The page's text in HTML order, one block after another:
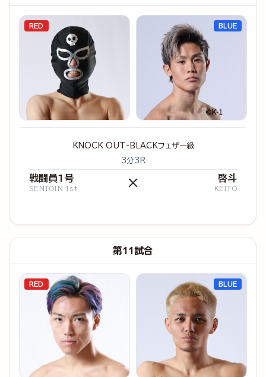
RED
KNOCK OUT-BLACKフェザー級
3分3R
戦闘員1号
SENTOIN 1st × 啓斗
KEITO
BLUE
第11試合
RED BLUE